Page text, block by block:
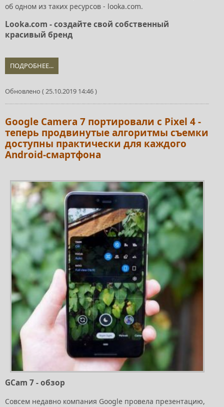
об одном из таких ресурсов - looka.com.
Looka.com - создайте свой собственный
красивый бренд
ПОДРОБНЕЕ...
Обновлено ( 25.10.2019 14:46 )
Google Camera 7 портировали с Pixel 4 -
теперь продвинутые алгоритмы съемки
доступны практически для каждого
Android-смартфона
GCam 7 - обзор
Совсем недавно компания Google провела презентацию,